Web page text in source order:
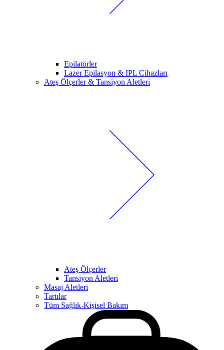
Epilatörler
Lazer Epilasyon & IPL Cihazları
Ateş Ölçerler & Tansiyon Aletleri
Ateş Ölçerler
Tansiyon Aletleri
Masaj Aletleri
Tartılar
Tüm Sağlık-Kişisel Bakım